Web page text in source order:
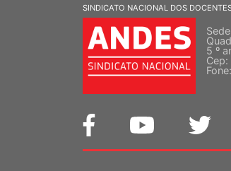
SINDICATO NACIONAL DOS
5 º